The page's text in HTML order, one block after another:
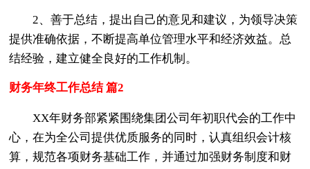
2、善于总结，提出自己的意见和建议，为领导决策
提供准确依据，不断提高单位管理水平和经济效益。总
结经验，建立健全良好的工作机制。
财务年终工作总结 篇2
XX年财务部紧紧围绕集团公司年初职代会的工作中
心，在为全公司提供优质服务的同时，认真组织会计核
算，规范各项财务基础工作，并通过加强财务制度和财